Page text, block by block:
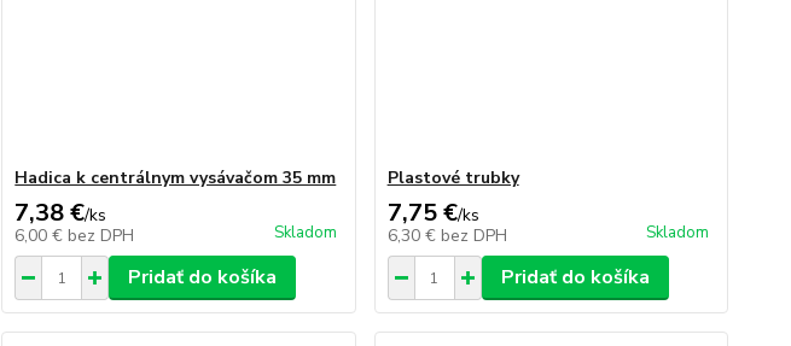
Hadica k centrálnym vysávačom 35 mm
7,38 €/ks
6,00 € bez DPH Skladom
Pridať do košíka
Plastové trubky
7,75 €/ks
6,30 € bez DPH Skladom
Pridať do košíka